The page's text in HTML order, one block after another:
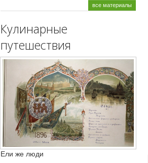
все материалы
Кулинарные
путешествия
Ели же люди